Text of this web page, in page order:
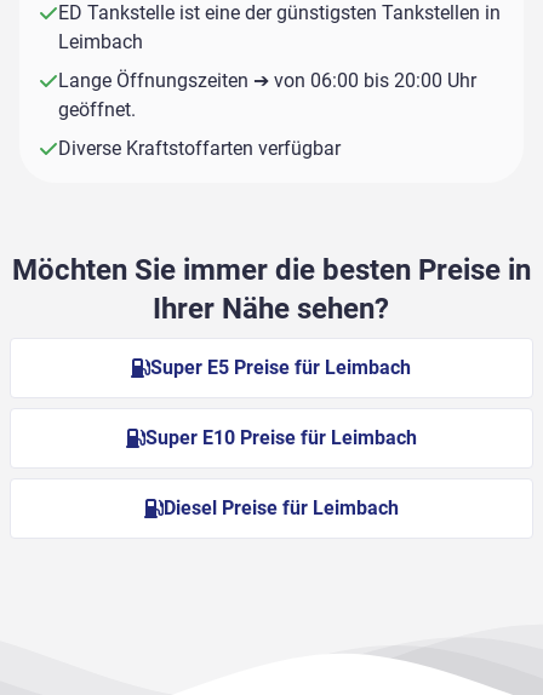
ED Tankstelle ist eine der günstigsten Tankstellen in
Leimbach
Lange Öffnungszeiten ➔ von 06:00 bis 20:00 Uhr
geöffnet.
Diverse Kraftstoffarten verfügbar
Möchten Sie immer die besten Preise in
Ihrer Nähe sehen?
Super E5 Preise für Leimbach
Super E10 Preise für Leimbach
Diesel Preise für Leimbach